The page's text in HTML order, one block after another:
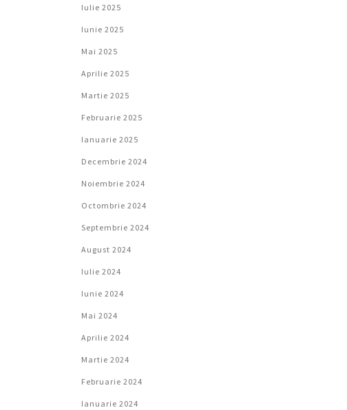
Iulie 2025
Iunie 2025
Mai 2025
Aprilie 2025
Martie 2025
Februarie 2025
Ianuarie 2025
Decembrie 2024
Noiembrie 2024
Octombrie 2024
Septembrie 2024
August 2024
Iulie 2024
Iunie 2024
Mai 2024
Aprilie 2024
Martie 2024
Februarie 2024
Ianuarie 2024